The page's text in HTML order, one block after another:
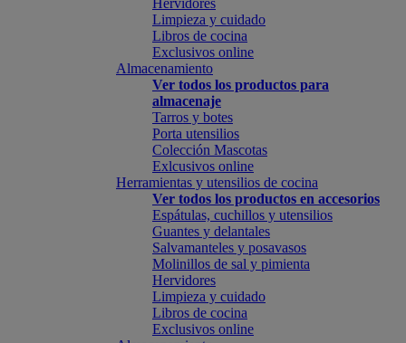
Hervidores
Limpieza y cuidado
Libros de cocina
Exclusivos online
Almacenamiento
Ver todos los productos para
almacenaje
Tarros y botes
Porta utensilios
Colección Mascotas
Exlcusivos online
Herramientas y utensilios de cocina
Ver todos los productos en accesorios
Espátulas, cuchillos y utensilios
Guantes y delantales
Salvamanteles y posavasos
Molinillos de sal y pimienta
Hervidores
Limpieza y cuidado
Libros de cocina
Exclusivos online